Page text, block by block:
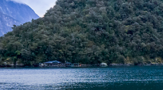
四國絕景．山陰山陽
發現不一樣的風景 小眾秘境、世界